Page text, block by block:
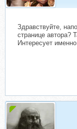
Здравствуйте,
странице автора?
Интересует